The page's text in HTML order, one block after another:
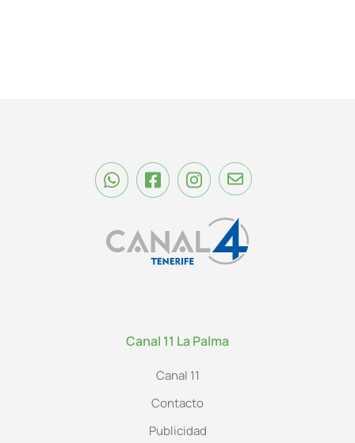
Canal 11 La Palma
Canal 11
Contacto
Publicidad